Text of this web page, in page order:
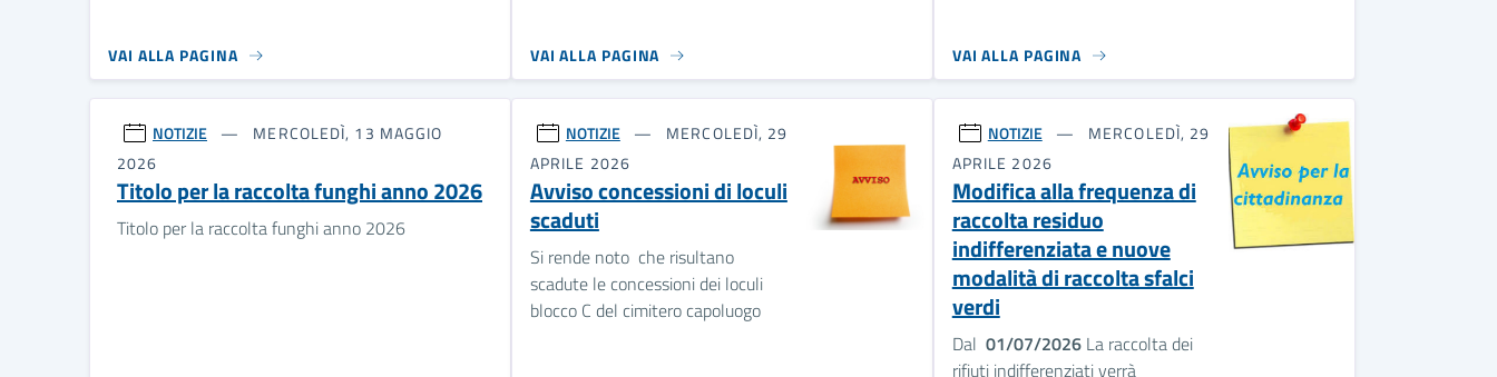
VAI ALLA PAGINA VAI ALLA PAGINA VAI ALLA PAGINA
NOTIZIE
MERCOLEDÌ, 13 MAGGIO
2026
Titolo per la raccolta funghi anno 2026
Titolo per la raccolta funghi anno 2026
NOTIZIE
MERCOLEDÌ, 29
APRILE 2026
Avviso concessioni di loculi
scaduti
Si rende noto che risultano
scadute le concessioni dei loculi
blocco C del cimitero capoluogo
NOTIZIE
MERCOLEDÌ, 29
APRILE 2026
Modifica alla frequenza di
raccolta residuo
indifferenziata e nuove
modalità di raccolta sfalci
verdi
Dal 01/07/2026 La raccolta dei
rifiuti indifferenziati verrà